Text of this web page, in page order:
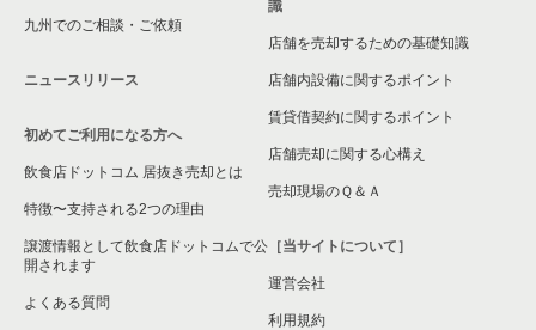
九州でのご相談・ご依頼
ニュースリリース
初めてご利用になる方へ
飲食店ドットコム 居抜き売却とは
特徴〜支持される2つの理由
譲渡情報として飲食店ドットコムで公
開されます
よくある質問
識
店舗を売却するための基礎知識
店舗内設備に関するポイント
賃貸借契約に関するポイント
店舗売却に関する心構え
売却現場のＱ＆Ａ
［当サイトについて］
運営会社
利用規約